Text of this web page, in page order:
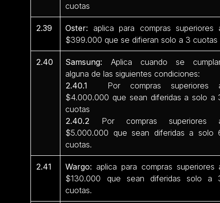
cuotas
2.39 Oster: aplica para compras superiores
$399.000 que se difieran solo a 3 cuotas
2.40 Samsung: Aplica cuando se
alguna de las siguientes condiciones:
2.40.1 Por compras superiores
$4.000.000 que sean diferidas a solo a
cuotas
2.40.2 Por compras superiores
$5.000.000 que sean diferidas a solo
cuotas.
2.41 Wargo: aplica para compras superiores
$130.000 que sean diferidas solo a
cuotas.